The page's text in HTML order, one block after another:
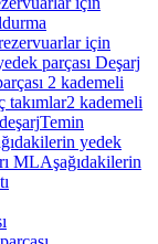
için
parçası Deşarj
2 kademeli
takımlar2 kademeli
Temin
yedek
MLAşağıdakilerin